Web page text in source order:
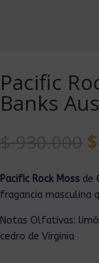
Pacific
Banks
$
Pacific Rock Moss de
fragancia masculina
Notas Olfativas:
cedro de Virginia